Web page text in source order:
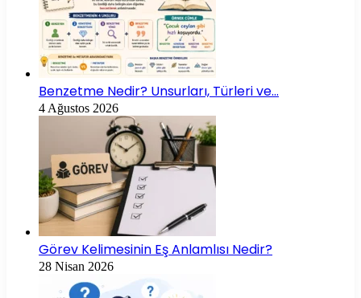
Benzetme Nedir? Unsurları, Türleri ve…
4 Ağustos 2026
Görev Kelimesinin Eş Anlamlısı Nedir?
28 Nisan 2026